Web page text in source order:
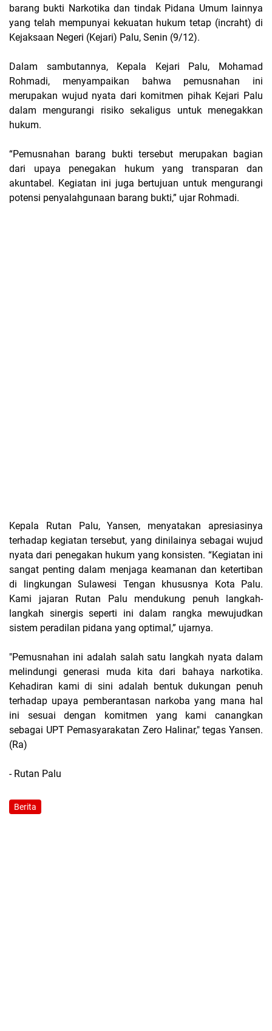
barang bukti Narkotika dan tindak Pidana Umum lainnya
yang telah mempunyai kekuatan hukum tetap (incraht) di
Kejaksaan Negeri (Kejari) Palu, Senin (9/12).
Dalam sambutannya, Kepala Kejari Palu, Mohamad
Rohmadi, menyampaikan bahwa pemusnahan ini
merupakan wujud nyata dari komitmen pihak Kejari Palu
dalam mengurangi risiko sekaligus untuk menegakkan
hukum.
“Pemusnahan barang bukti tersebut merupakan bagian
dari upaya penegakan hukum yang transparan dan
akuntabel. Kegiatan ini juga bertujuan untuk mengurangi
potensi penyalahgunaan barang bukti,” ujar Rohmadi.
Kepala Rutan Palu, Yansen, menyatakan apresiasinya
terhadap kegiatan tersebut, yang dinilainya sebagai wujud
nyata dari penegakan hukum yang konsisten. “Kegiatan ini
sangat penting dalam menjaga keamanan dan ketertiban
di lingkungan Sulawesi Tengan khususnya Kota Palu.
Kami jajaran Rutan Palu mendukung penuh langkah-
langkah sinergis seperti ini dalam rangka mewujudkan
sistem peradilan pidana yang optimal,” ujarnya.
"Pemusnahan ini adalah salah satu langkah nyata dalam
melindungi generasi muda kita dari bahaya narkotika.
Kehadiran kami di sini adalah bentuk dukungan penuh
terhadap upaya pemberantasan narkoba yang mana hal
ini sesuai dengan komitmen yang kami canangkan
sebagai UPT Pemasyarakatan Zero Halinar," tegas Yansen.
(Ra)
- Rutan Palu
Berita